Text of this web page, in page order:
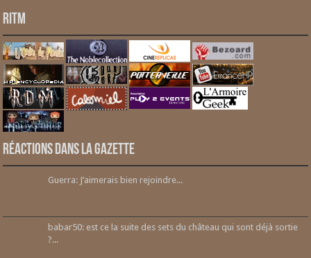
RITM
Réactions dans la gazette
Guerra: J’aimerais bien rejoindre...
babar50: est ce la suite des sets du château qui sont déjà sortie
?...